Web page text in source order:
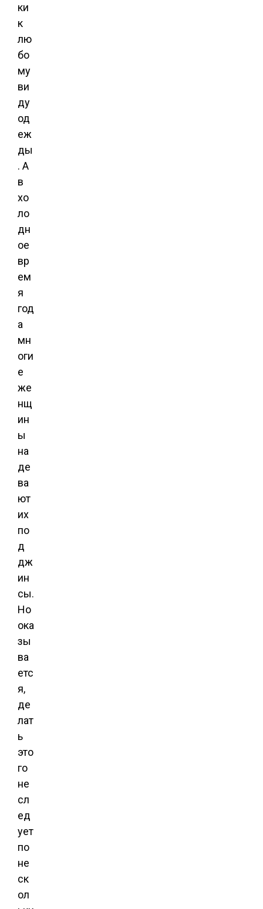
ки
к
лю
бо
му
ви
ду
од
еж
ды
. А
в
хо
ло
дн
ое
вр
ем
я
год
а
мн
оги
е
же
нщ
ин
ы
на
де
ва
ют
их
по
д
дж
ин
сы.
Но
ока
зы
ва
етс
я,
де
лат
ь
это
го
не
сл
ед
ует
по
не
ск
ол